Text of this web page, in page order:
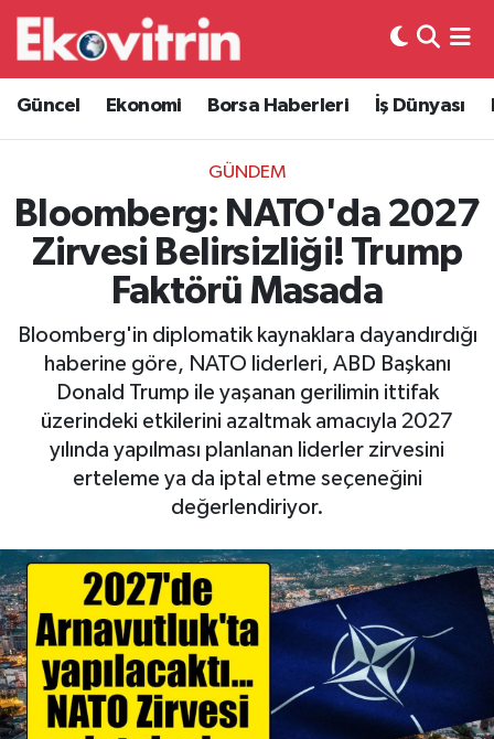
Güncel Ekonomi Borsa Haberleri İş Dünyası
GÜNDEM
Bloomberg: NATO'da 2027
Zirvesi Belirsizliği! Trump
Faktörü Masada
Bloomberg'in diplomatik kaynaklara dayandırdığı
haberine göre, NATO liderleri, ABD Başkanı
Donald Trump ile yaşanan gerilimin ittifak
üzerindeki etkilerini azaltmak amacıyla 2027
yılında yapılması planlanan liderler zirvesini
erteleme ya da iptal etme seçeneğini
değerlendiriyor.
Güncel
Ekonomi
Borsa Haberleri
İş Dünyası
Lojistik
Otovitrin
Asayiş
Magazin
Spor
Eğitim
Hava Durumu
Trafik Durumu
Süper Lig Puan Durumu ve Fikstür
Tüm Manşetler
Son Dakika Haberleri
Haber Arşivi